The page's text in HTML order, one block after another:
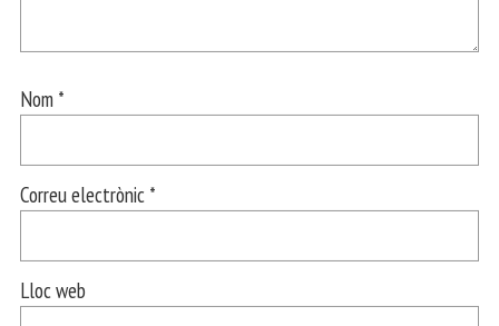
Nom *
Correu electrònic *
Lloc web